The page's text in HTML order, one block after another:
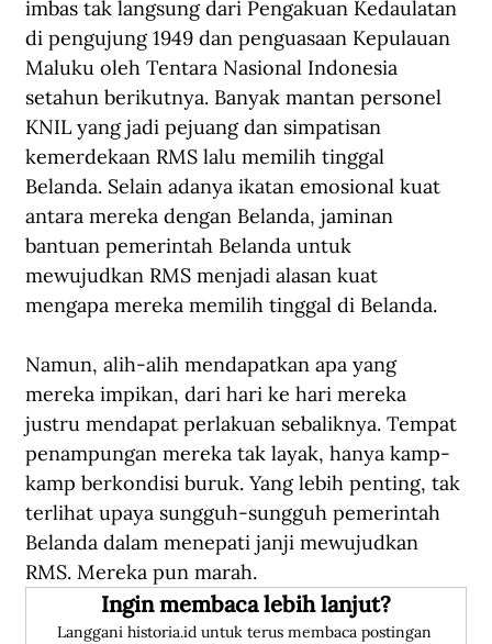
imbas tak langsung dari Pengakuan Kedaulatan
di pengujung 1949 dan penguasaan Kepulauan
Maluku oleh Tentara Nasional Indonesia
setahun berikutnya. Banyak mantan personel
KNIL yang jadi pejuang dan simpatisan
kemerdekaan RMS lalu memilih tinggal
Belanda. Selain adanya ikatan emosional kuat
antara mereka dengan Belanda, jaminan
bantuan pemerintah Belanda untuk
mewujudkan RMS menjadi alasan kuat
mengapa mereka memilih tinggal di Belanda.
Namun, alih-alih mendapatkan apa yang
mereka impikan, dari hari ke hari mereka
justru mendapat perlakuan sebaliknya. Tempat
penampungan mereka tak layak, hanya kamp-
kamp berkondisi buruk. Yang lebih penting, tak
terlihat upaya sungguh-sungguh pemerintah
Belanda dalam menepati janji mewujudkan
RMS. Mereka pun marah.
Ingin membaca lebih lanjut?
Langgani historia.id untuk terus membaca postingan